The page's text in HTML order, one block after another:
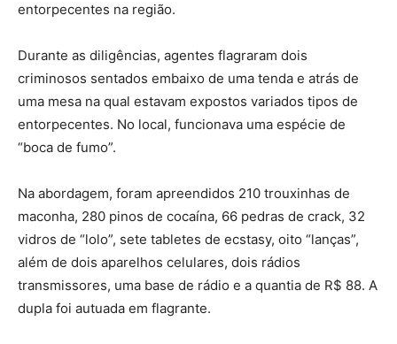
entorpecentes na região.
Durante as diligências, agentes flagraram dois
criminosos sentados embaixo de uma tenda e atrás de
uma mesa na qual estavam expostos variados tipos de
entorpecentes. No local, funcionava uma espécie de
“boca de fumo”.
Na abordagem, foram apreendidos 210 trouxinhas de
maconha, 280 pinos de cocaína, 66 pedras de crack, 32
vidros de “lolo”, sete tabletes de ecstasy, oito “lanças”,
além de dois aparelhos celulares, dois rádios
transmissores, uma base de rádio e a quantia de R$ 88. A
dupla foi autuada em flagrante.